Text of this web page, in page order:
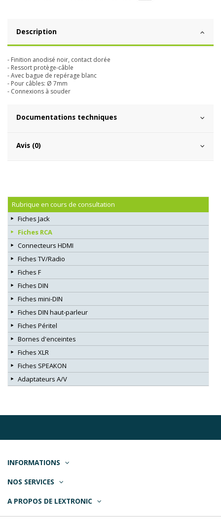
Description
- Finition anodisé noir, contact dorée
- Ressort protège-câble
- Avec bague de repérage blanc
- Pour câbles: Ø 7mm
- Connexions à souder
Documentations techniques
Avis (0)
Rubrique en cours de consultation
Fiches Jack
Fiches RCA
Connecteurs HDMI
Fiches TV/Radio
Fiches F
Fiches DIN
Fiches mini-DIN
Fiches DIN haut-parleur
Fiches Péritel
Bornes d'enceintes
Fiches XLR
Fiches SPEAKON
Adaptateurs A/V
INFORMATIONS
NOS SERVICES
A PROPOS DE LEXTRONIC